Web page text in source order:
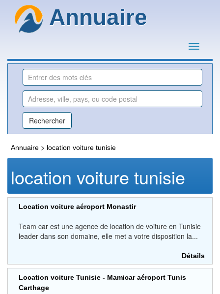
Annuaire
Annuaire > location voiture tunisie
location voiture tunisie
Location voiture aéroport Monastir
Team car est une agence de location de voiture en Tunisie
leader dans son domaine, elle met a votre disposition la...
Détails
Location voiture Tunisie - Mamicar aéroport Tunis
Carthage